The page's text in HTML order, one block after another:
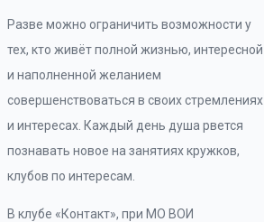
Разве можно ограничить возможности у
тех, кто живёт полной жизнью, интересной
и наполненной желанием
совершенствоваться в своих стремлениях
и интересах. Каждый день душа рвется
познавать новое на занятиях кружков,
клубов по интересам.
В клубе «Контакт», при МО ВОИ